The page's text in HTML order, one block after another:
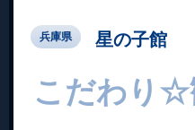
兵庫県 星の子館
こだわり☆